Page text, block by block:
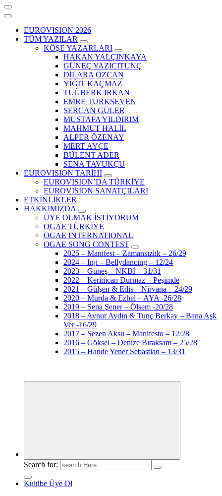
EUROVISION 2026
TÜM YAZILAR
KÖŞE YAZARLARI
HAKAN YALÇINKAYA
GÜNEÇ YAZICITUNÇ
DİLARA ÖZCAN
YİĞİT KAÇMAZ
TUĞBERK IRKAN
EMRE TÜRKSEVEN
SERCAN GÜLER
MUSTAFA YILDIRIM
MAHMUT HALİL
ALPER ÖZENAY
MERT AYÇE
BÜLENT ADER
SENA TAVUKÇU
EUROVISION TARİHİ
EUROVISION’DA TÜRKİYE
EUROVISION SANATÇILARI
ETKİNLİKLER
HAKKIMIZDA
ÜYE OLMAK İSTİYORUM
OGAE TÜRKİYE
OGAE INTERNATIONAL
OGAE SONG CONTEST
2025 – Manifest – Zamansızlık – 26/29
2024 – Inji – Bellydancing – 12/24
2023 – Güneş – NKBİ – 31/31
2022 – Kerimcan Durmaz – Peşimde
2021 – Gülşen & Edis – Nirvana – 24/29
2020 – Murda & Ezhel – AYA -26/28
2019 – Sena Şener – Ölsem -20/28
2018 – Aynur Aydın & Tunç Berkay – Bana Aşk
Ver -16/29
2017 – Sezen Aksu – Manifesto – 12/28
2016 – Göksel – Denize Bıraksam – 25/28
2015 – Hande Yener Sebastian – 13/31
Search for:
Kulübe Üye Ol